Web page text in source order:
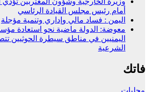
أمام رئيس مجلس القيادة الرئاسي
اليمن : فساد مالي وإداري وتنمية مؤجلة
معوضة: الدولة ماضية نحو استعادة
اليمنيين في مناطق سيطرة الحوثيين
الشرعية
فاتك
محليات